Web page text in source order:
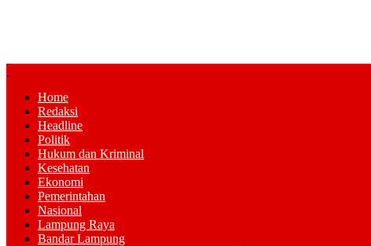
Home
Redaksi
Headline
Politik
Hukum dan Kriminal
Kesehatan
Ekonomi
Pemerintahan
Nasional
Lampung Raya
Bandar Lampung